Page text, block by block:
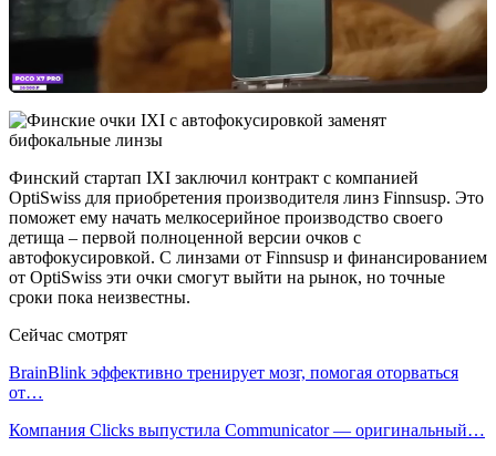
Финский стартап IXI заключил контракт с компанией
OptiSwiss для приобретения производителя линз Finnsusp. Это
поможет ему начать мелкосерийное производство своего
детища – первой полноценной версии очков с
автофокусировкой. С линзами от Finnsusp и финансированием
от OptiSwiss эти очки смогут выйти на рынок, но точные
сроки пока неизвестны.
Сейчас смотрят
BrainBlink эффективно тренирует мозг, помогая оторваться
от…
Компания Clicks выпустила Communicator — оригинальный…